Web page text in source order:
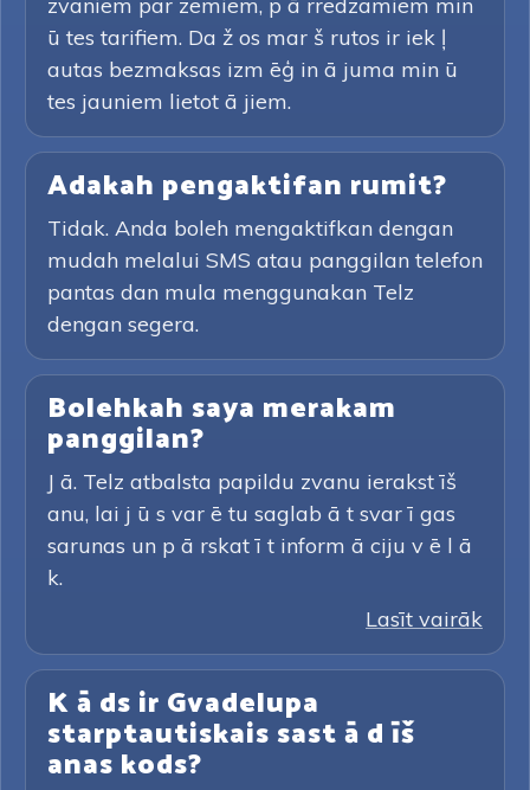
ū tes tarifiem. Da ž os mar š rutos ir iek ļ
autas bezmaksas izm ēģ in ā juma min ū
tes jauniem lietot ā jiem.
Adakah pengaktifan rumit?
Tidak. Anda boleh mengaktifkan dengan
mudah melalui SMS atau panggilan telefon
pantas dan mula menggunakan Telz
dengan segera.
Bolehkah saya merakam
panggilan?
J ā. Telz atbalsta papildu zvanu ierakst īš
anu, lai j ū s var ē tu saglab ā t svar ī gas
sarunas un p ā rskat ī t inform ā ciju v ē l ā
k.
Lasīt vairāk
K ā ds ir Gvadelupa
starptautiskais sast ā d īš
anas kods?